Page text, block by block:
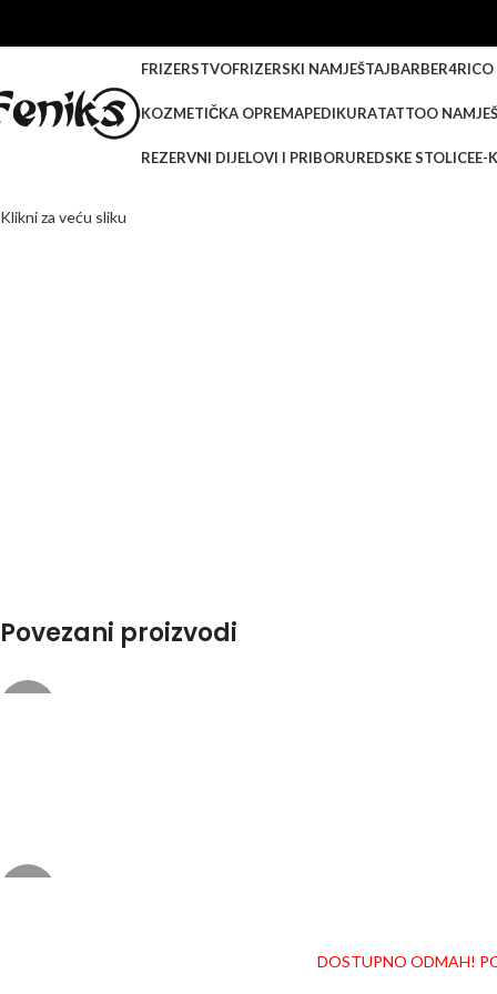
FRIZERSTVOFRIZERSKI NAMJEŠTAJBARBER4RICO
KOZMETIČKA OPREMAPEDIKURATATTOO
REZERVNI DIJELOVI I PRIBORUREDSKE STOLICEE-
Klikni za veću sliku
Povezani proizvodi
DOSTUPNO ODMAH!